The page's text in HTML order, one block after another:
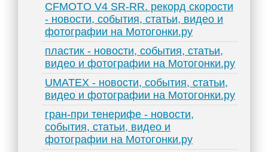
CFMOTO V4 SR-RR. рекорд скорости
- новости, события, статьи, видео и
фотографии на Мотогонки.ру
пластик - новости, события, статьи,
видео и фотографии на Мотогонки.ру
UMATEX - новости, события, статьи,
видео и фотографии на Мотогонки.ру
гран-при тенерифе - новости,
события, статьи, видео и
фотографии на Мотогонки.ру